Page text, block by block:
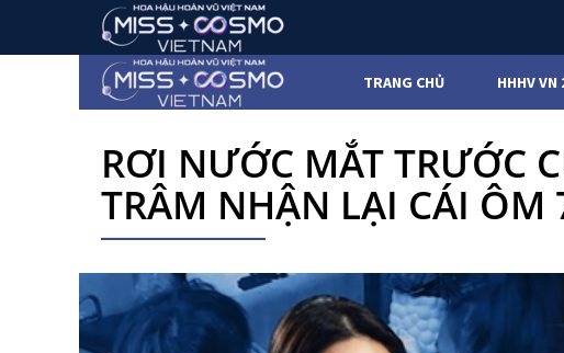
TRANG CHỦ HHHV VN
RƠI NƯỚC MẮT TRƯỚC
TRÂM NHẬN LẠI CÁI ÔM